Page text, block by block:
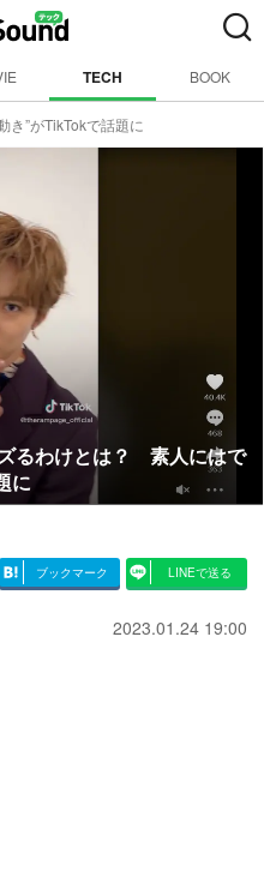
TECH BOOK
き”がTikTokで話題に
るわけとは？ 素人にはで
に
ブックマーク LINEで送る
2023.01.24 19:00